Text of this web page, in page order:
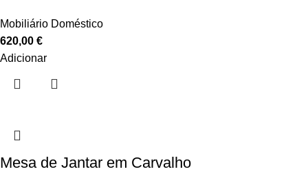
Mobiliário Doméstico
620,00 €
Adicionar
Mesa de Jantar em Carvalho